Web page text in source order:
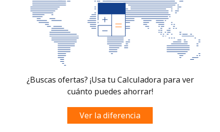
¿Buscas ofertas? ¡Usa tu Calculadora para ver
cuánto puedes ahorrar!
Ver la diferencia